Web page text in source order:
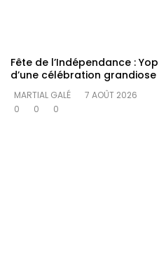
Fête de l’Indépendance :
d’une célébration grandiose
MARTIAL GALÉ
7 AOÛT 2026
0
0 0